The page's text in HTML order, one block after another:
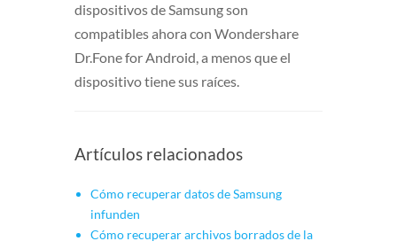
dispositivos de Samsung son
compatibles ahora con Wondershare
Dr.Fone for Android, a menos que el
dispositivo tiene sus raíces.
Artículos relacionados
Cómo recuperar datos de Samsung
infunden
Cómo recuperar archivos borrados de la